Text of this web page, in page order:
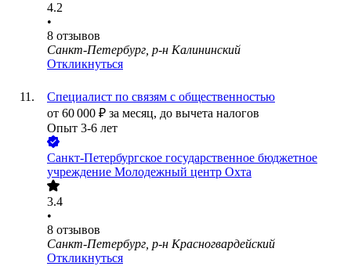
4.2
•
8 отзывов
Санкт-Петербург, р-н Калининский
Откликнуться
Специалист по связям с общественностью
от 60 000 ₽ за месяц, до вычета налогов
Опыт 3-6 лет
Санкт-Петербургское государственное бюджетное
учреждение Молодежный центр Охта
3.4
•
8 отзывов
Санкт-Петербург, р-н Красногвардейский
Откликнуться